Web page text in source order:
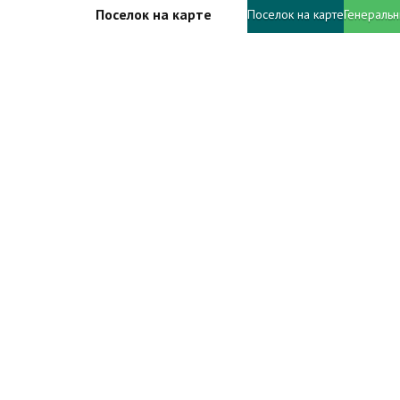
Поселок на карте Поселок на карте